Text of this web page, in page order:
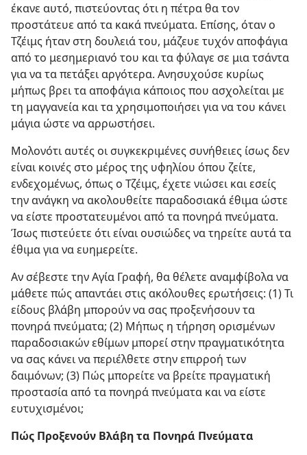
έκανε αυτό, πιστεύοντας ότι η πέτρα θα τον
προστάτευε από τα κακά πνεύματα. Επίσης, όταν ο
Τζέιμς ήταν στη δουλειά του, μάζευε τυχόν αποφάγια
από το μεσημεριανό του και τα φύλαγε σε μια τσάντα
για να τα πετάξει αργότερα. Ανησυχούσε κυρίως
μήπως βρει τα αποφάγια κάποιος που ασχολείται με
τη μαγγανεία και τα χρησιμοποιήσει για να του κάνει
μάγια ώστε να αρρωστήσει.
Μολονότι αυτές οι συγκεκριμένες συνήθειες ίσως δεν
είναι κοινές στο μέρος της υφηλίου όπου ζείτε,
ενδεχομένως, όπως ο Τζέιμς, έχετε νιώσει και εσείς
την ανάγκη να ακολουθείτε παραδοσιακά έθιμα ώστε
να είστε προστατευμένοι από τα πονηρά πνεύματα.
Ίσως πιστεύετε ότι είναι ουσιώδες να τηρείτε αυτά τα
έθιμα για να ευημερείτε.
Αν σέβεστε την Αγία Γραφή, θα θέλετε αναμφίβολα να
μάθετε πώς απαντάει στις ακόλουθες ερωτήσεις: (1) Τι
είδους βλάβη μπορούν να σας προξενήσουν τα
πονηρά πνεύματα; (2) Μήπως η τήρηση ορισμένων
παραδοσιακών εθίμων μπορεί στην πραγματικότητα
να σας κάνει να περιέλθετε στην επιρροή των
δαιμόνων; (3) Πώς μπορείτε να βρείτε πραγματική
προστασία από τα πονηρά πνεύματα και να είστε
ευτυχισμένοι;
Πώς Προξενούν Βλάβη τα Πονηρά Πνεύματα